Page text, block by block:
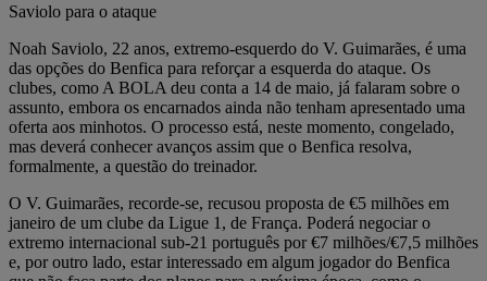
Saviolo para o ataque
Noah Saviolo, 22 anos, extremo-esquerdo do V. Guimarães, é uma
das opções do Benfica para reforçar a esquerda do ataque. Os
clubes, como A BOLA deu conta a 14 de maio, já falaram sobre o
assunto, embora os encarnados ainda não tenham apresentado uma
oferta aos minhotos. O processo está, neste momento, congelado,
mas deverá conhecer avanços assim que o Benfica resolva,
formalmente, a questão do treinador.
O V. Guimarães, recorde-se, recusou proposta de €5 milhões em
janeiro de um clube da Ligue 1, de França. Poderá negociar o
extremo internacional sub-21 português por €7 milhões/€7,5 milhões
e, por outro lado, estar interessado em algum jogador do Benfica